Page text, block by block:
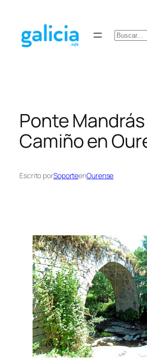
contenido
Buscar
Ponte
Camiño en
Escrito porSoporteenOurense